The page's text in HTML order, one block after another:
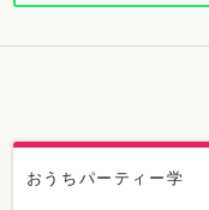
おうちパーティー学